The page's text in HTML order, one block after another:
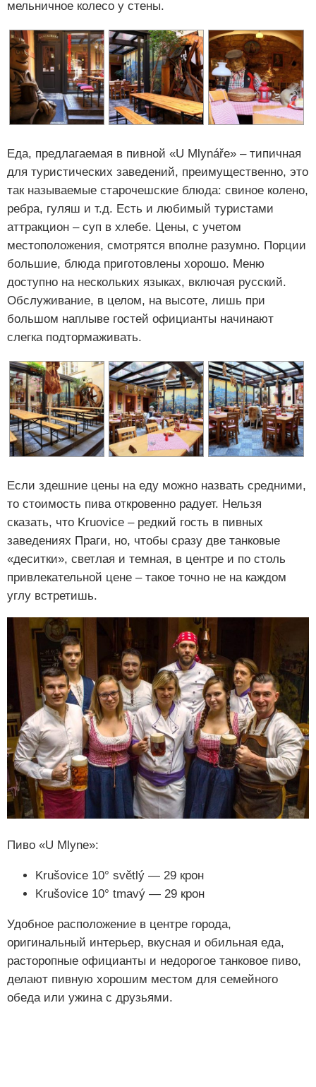
мельничное колесо у стены.
Еда, предлагаемая в пивной «U Mlynáře» – типичная
для туристических заведений, преимущественно, это
так называемые старочешские блюда: свиное колено,
ребра, гуляш и т.д. Есть и любимый туристами
аттракцион – суп в хлебе. Цены, с учетом
местоположения, смотрятся вполне разумно. Порции
большие, блюда приготовлены хорошо. Меню
доступно на нескольких языках, включая русский.
Обслуживание, в целом, на высоте, лишь при
большом наплыве гостей официанты начинают
слегка подтормаживать.
Если здешние цены на еду можно назвать средними,
то стоимость пива откровенно радует. Нельзя
сказать, что Kruovice – редкий гость в пивных
заведениях Праги, но, чтобы сразу две танковые
«деситки», светлая и темная, в центре и по столь
привлекательной цене – такое точно не на каждом
углу встретишь.
Пиво «U Mlyne»:
Krušovice 10° světlý — 29 крон
Krušovice 10° tmavý — 29 крон
Удобное расположение в центре города,
оригинальный интерьер, вкусная и обильная еда,
расторопные официанты и недорогое танковое пиво,
делают пивную хорошим местом для семейного
обеда или ужина с друзьями.